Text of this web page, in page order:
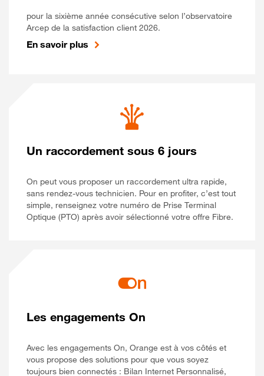
pour la sixième année consécutive selon l’observatoire
Arcep de la satisfaction client 2026.
En savoir plus
Un raccordement sous 6 jours
On peut vous proposer un raccordement ultra rapide,
sans rendez-vous technicien. Pour en profiter, c’est tout
simple, renseignez votre numéro de Prise Terminal
Optique (PTO) après avoir sélectionné votre offre Fibre.
Les engagements On
Avec les engagements On, Orange est à vos côtés et
vous propose des solutions pour que vous soyez
toujours bien connectés : Bilan Internet Personnalisé,